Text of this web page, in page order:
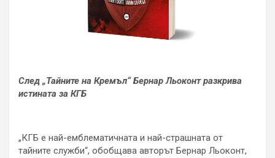
След „Тайните на Кремъл“Бернар Льоконт разкрива
истината за КГБ
„КГБ е най-емблематичната и най-страшната от
тайните служби“, обобщава авторът Бернар Льоконт,